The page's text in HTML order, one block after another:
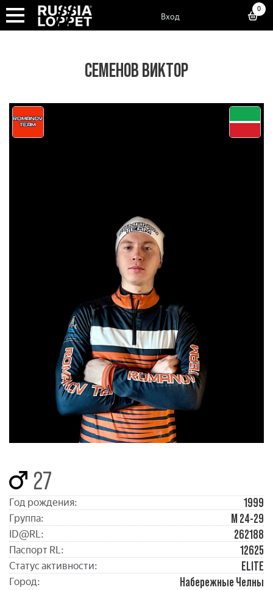
Вход
0
СЕМЕНОВ ВИКТОР
27
Год рождения: 1999
Группа: М 24-29
ID@RL: 262188
Паспорт RL: 12625
Статус активности: ELITE
Город:
Набережные Челны